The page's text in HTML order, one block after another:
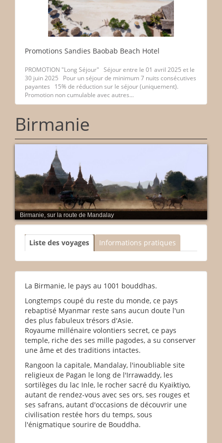
Promotions Sandies Baobab Beach Hotel
PROMOTION "Long Séjour" Séjour entre le 01 avril 2025 et le
30 juin 2025 Pour un séjour de minimum 7 nuits consécutives
payantes 15% de réduction sur le séjour (uniquement).
Promotion non cumulable avec autres...
Birmanie
Birmanie, sur la route de Mandalay
Liste des voyages Informations pratiques
La Birmanie, le pays au 1001 bouddhas.
Longtemps coupé du reste du monde, ce pays
rebaptisé Myanmar reste sans aucun doute l'un
des plus fabuleux trésors d'Asie.
Royaume millénaire volontiers secret, ce pays
temple, riche des ses mille pagodes, a su conserver
une âme et des traditions intactes.
Rangoon la capitale, Mandalay, l'inoubliable site
religieux de Pagan le long de l'Irrawaddy, les
sortilèges du lac Inle, le rocher sacré du Kyaiktiyo,
autant de rendez-vous avec ses ors, ses rouges et
ses safrans, autant d'occasions de découvrir une
civilisation restée hors du temps, sous
l'énigmatique sourire de Bouddha.